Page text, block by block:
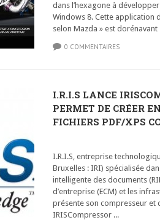
dans l’hexagone à
Windows 8. Cette application
selon Mazda » est dorénavant
0 COMMENTAIRES
I.R.I.S LANCE
PERMET DE CRÉER
FICHIERS PDF/XPS
I.R.I.S, entreprise
Bruxelles : IRI) spécialisée
intelligente des documents
d’entreprise (ECM) et les
présente son compresseur et
IRISCompressor ...